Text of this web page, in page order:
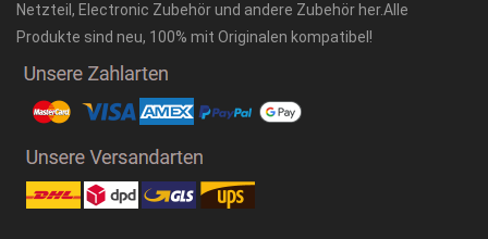
Netzteil, Electronic Zubehör und andere Zubehör her.Alle
Produkte sind neu, 100% mit Originalen kompatibel!